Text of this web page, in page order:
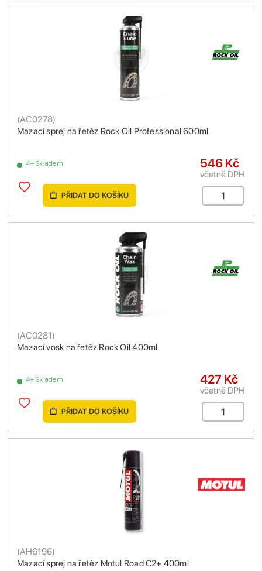
Mazací sprej na řetěz Rock Oil Professional 600ml
(AC0278)
4+ Skladem 546 Kč
včetně DPH
PŘIDAT DO KOŠÍKU
Mazací vosk na řetěz Rock Oil 400ml
(AC0281)
4+ Skladem 427 Kč
včetně DPH
PŘIDAT DO KOŠÍKU
Mazací sprej na řetěz Motul Road C2+ 400ml
(AH6196)